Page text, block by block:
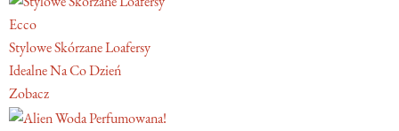
Ecco
Stylowe Skórzane Loafersy
Idealne Na Co Dzień
Zobacz